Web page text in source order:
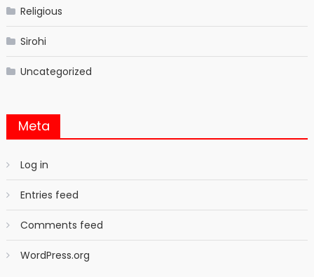
Religious
Sirohi
Uncategorized
Meta
Log in
Entries feed
Comments feed
WordPress.org